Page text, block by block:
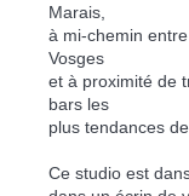
Marais,
à mi-chemin
Vosges
et à proximité de
bars les
plus tendances
Ce studio est